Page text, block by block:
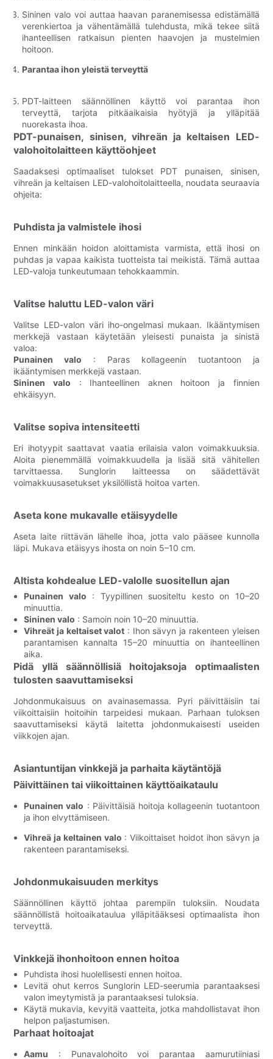
Sininen valo voi auttaa haavan paranemisessa edistämällä
verenkiertoa ja vähentämällä tulehdusta, mikä tekee siitä
ihanteellisen ratkaisun pienten haavojen ja mustelmien
hoitoon.
Parantaa ihon yleistä terveyttä
PDT-laitteen säännöllinen käyttö voi parantaa ihon
terveyttä, tarjota pitkäaikaisia ​​hyötyjä ja ylläpitää
nuorekasta ihoa.
PDT-punaisen, sinisen, vihreän ja keltaisen LED-
valohoitolaitteen käyttöohjeet
Saadaksesi optimaaliset tulokset PDT punaisen, sinisen,
vihreän ja keltaisen LED-valohoitolaitteella, noudata seuraavia
ohjeita:
Puhdista ja valmistele ihosi
Ennen minkään hoidon aloittamista varmista, että ihosi on
puhdas ja vapaa kaikista tuotteista tai meikistä. Tämä auttaa
LED-valoja tunkeutumaan tehokkaammin.
Valitse haluttu LED-valon väri
Valitse LED-valon väri iho-ongelmasi mukaan. Ikääntymisen
merkkejä vastaan ​​käytetään yleisesti punaista ja sinistä
valoa:
Punainen valo : Paras kollageenin tuotantoon ja
ikääntymisen merkkejä vastaan.
Sininen valo : Ihanteellinen aknen hoitoon ja finnien
ehkäisyyn.
Valitse sopiva intensiteetti
Eri ihotyypit saattavat vaatia erilaisia ​​valon voimakkuuksia.
Aloita pienemmällä voimakkuudella ja lisää sitä vähitellen
tarvittaessa. Sunglorin laitteessa on säädettävät
voimakkuusasetukset yksilöllistä hoitoa varten.
Aseta kone mukavalle etäisyydelle
Aseta laite riittävän lähelle ihoa, jotta valo pääsee kunnolla
läpi. Mukava etäisyys ihosta on noin 5–10 cm.
Altista kohdealue LED-valolle suositellun ajan
Punainen valo : Tyypillinen suositeltu kesto on 10–20
minuuttia.
Sininen valo : Samoin noin 10–20 minuuttia.
Vihreät ja keltaiset valot : Ihon sävyn ja rakenteen yleisen
parantamisen kannalta 15–20 minuuttia on ihanteellinen
aika.
Pidä yllä säännöllisiä hoitojaksoja optimaalisten
tulosten saavuttamiseksi
Johdonmukaisuus on avainasemassa. Pyri päivittäisiin tai
viikoittaisiin hoitoihin tarpeidesi mukaan. Parhaan tuloksen
saavuttamiseksi käytä laitetta johdonmukaisesti useiden
viikkojen ajan.
Asiantuntijan vinkkejä ja parhaita käytäntöjä
Päivittäinen tai viikoittainen käyttöaikataulu
Punainen valo : Päivittäisiä hoitoja kollageenin tuotantoon
ja ihon elvyttämiseen.
Vihreä ja keltainen valo : Viikoittaiset hoidot ihon sävyn ja
rakenteen parantamiseksi.
Johdonmukaisuuden merkitys
Säännöllinen käyttö johtaa parempiin tuloksiin. Noudata
säännöllistä hoitoaikataulua ylläpitääksesi optimaalista ihon
terveyttä.
Vinkkejä ihonhoitoon ennen hoitoa
Puhdista ihosi huolellisesti ennen hoitoa.
Levitä ohut kerros Sunglorin LED-seerumia parantaaksesi
valon imeytymistä ja parantaaksesi tuloksia.
Käytä mukavia, kevyitä vaatteita, jotka mahdollistavat ihon
helpon paljastumisen.
Parhaat hoitoajat
Aamu : Punavalohoito voi parantaa aamurutiiniasi